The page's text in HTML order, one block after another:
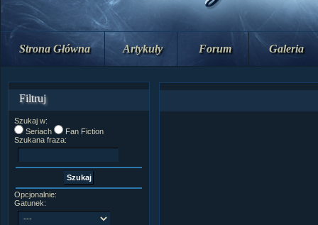
Strona Główna Artykuły Forum Galeria
Filtruj
Szukaj w:
Seriach
Fan Fiction
Szukana fraza:
Opcjonalnie:
Gatunek: